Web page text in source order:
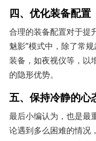
四、优化装备配置
合理的装备配置对于提
魅影”模式中，除了常
装备，如夜视仪等，以
的隐形优势。
五、保持冷静的心
最后小编认为，也是最
论遇到多么困难的情况